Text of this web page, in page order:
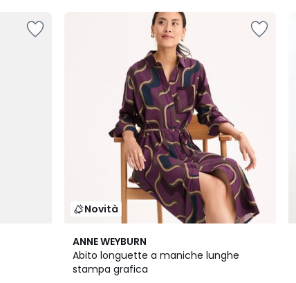
Novità
ANNE WEYBURN
Abito longuette a maniche lunghe
stampa grafica